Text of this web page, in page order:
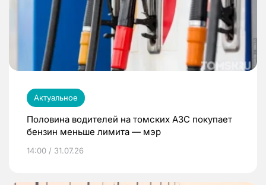
Актуальное
Половина водителей на томских АЗС покупает
бензин меньше лимита — мэр
14:00 / 31.07.26